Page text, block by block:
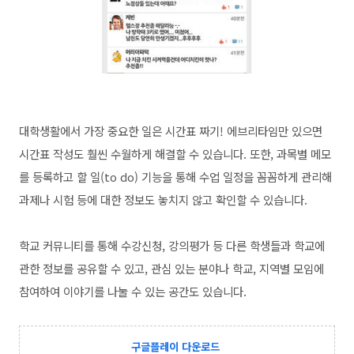
대학생활에서 가장 중요한 일은 시간표 짜기! 에브리타임만 있으면
시간표 작성도 훨씬 수월하게 해결할 수 있습니다. 또한, 과목별 메모
를 등록하고 할 일(to do) 기능을 통해 수업 일정을 꼼꼼하게 관리해
과제나 시험 등에 대한 정보도 놓치지 않고 확인할 수 있습니다.
학교 커뮤니티를 통해 수강신청, 강의평가 등 다른 학생들과 학교에
관한 정보를 공유할 수 있고, 관심 있는 분야나 학교, 지역별 모임에
참여하여 이야기를 나눌 수 있는 공간도 있습니다.
구글플레이 다운로드